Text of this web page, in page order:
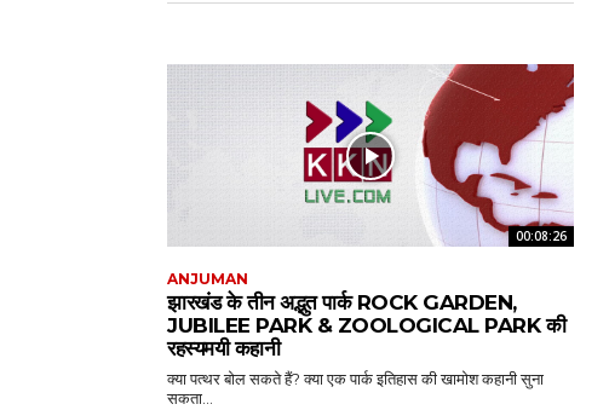
00:08:26
ANJUMAN
झारखंड के तीन अद्भुत पार्क ROCK GARDEN,
JUBILEE PARK & ZOOLOGICAL PARK की
रहस्यमयी कहानी
क्या पत्थर बोल सकते हैं? क्या एक पार्क इतिहास की खामोश कहानी सुना
सकता...